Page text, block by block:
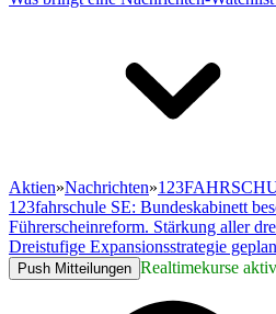
Aktien»Nachrichten»
123fahrschule SE: Bundeskabinett
Führerscheinreform. Stärkung aller
Dreistufige Expansionsstrategie
Push Mitteilungen Realtimekurse aktiv